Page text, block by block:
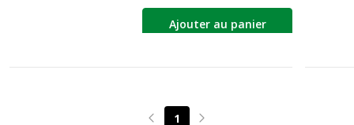
Ajouter au panier
1